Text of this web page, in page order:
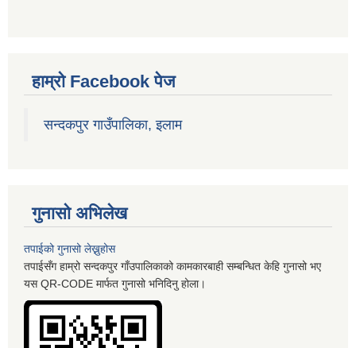
हाम्रो Facebook पेज
सन्दकपुर गाउँपालिका, इलाम
गुनासो अभिलेख
तपाईको गुनासो लेख्नुहोस
तपाईसँग हाम्रो सन्दकपुर गाँउपालिकाको कामकारबाही सम्बन्धित केहि गुनासो भए
यस QR-CODE मार्फत गुनासो भनिदिनु होला।